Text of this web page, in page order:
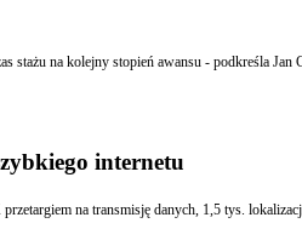
stażu na kolejny stopień awansu - podkreśla
internetu
na transmisję danych, 1,5 tys.